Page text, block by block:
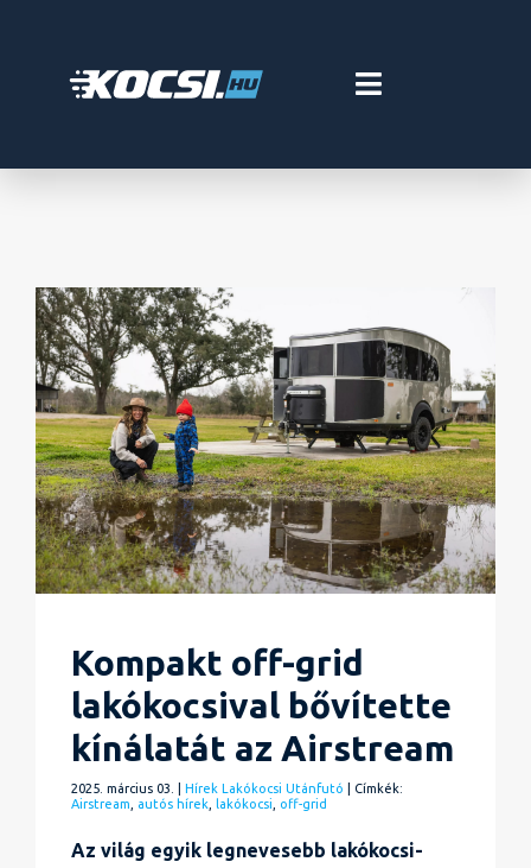
Kompakt off-grid
lakókocsival bővítette
kínálatát az Airstream
2025. március 03. | Hírek Lakókocsi Utánfutó | Címkék:
Airstream
autós hírek lakókocsi off-grid
Az világ egyik legnevesebb lakókocsi-